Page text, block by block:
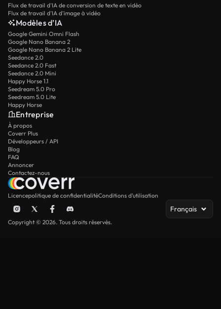
Flux de travail d’IA de conversion de texte en vidéo
Flux de travail d’IA d’image à vidéo
Modèles d’IA
Google Gemini Omni Flash
Google Nano Banana 2
Google Nano Banana 2 Lite
Seedance 2.0
Seedance 2.0 Fast
Seedance 2.0 Mini
Happy Horse 1.1
Seedream 5.0 Pro
Seedream 5.0 Lite
Happy Horse
Entreprise
À propos
Coverr Plus
Développeurs / API
Blog
FAQ
Annoncer
Contactez-nous
Licencepolitique de confidentialitéConditions d’utilisation
Français
Copyright © 2026. Tous droits réservés.